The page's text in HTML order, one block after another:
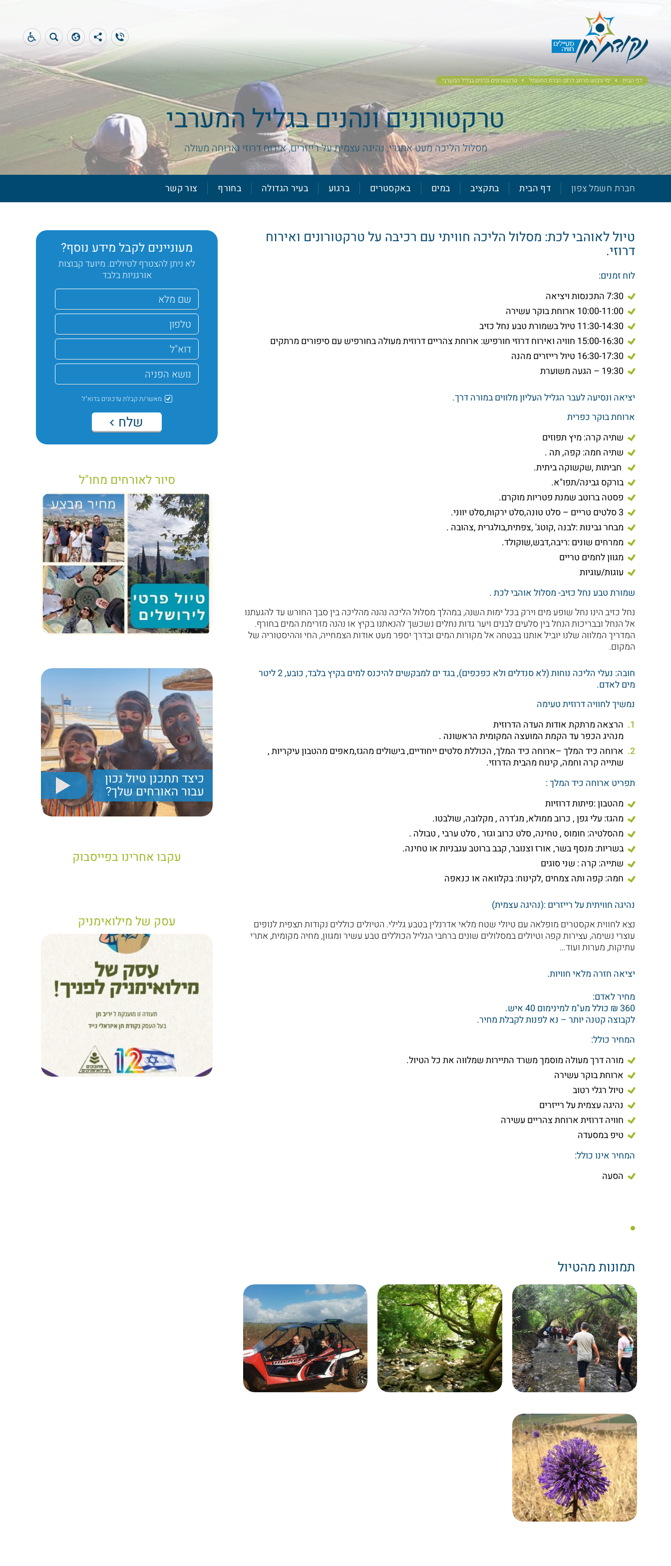
דף הבית ימי גיבוש מרחב דרום חברת החשמל טרקטורונים ונהנים בגליל המערבי
טרקטורונים ונהנים בגליל המערבי
מסלול הליכה מעט אתגרי, נהיגה עצמית על רייזרים, אירוח דרוזי וארוחה מעולה
חברת חשמל צפון דף הבית בתקציב במים באקסטרים ברגוע בעיר הגדולה בחורף צור קשר
טיול לאוהבי לכת: מסלול הליכה חוויתי עם רכיבה על טרקטורונים ואירוח
דרוזי.
לוח זמנים:
7:30 התכנסות ויציאה
10:00-11:00 ארוחת בוקר עשירה
11:30-14:30 טיול בשמורת טבע נחל כזיב
15:00-16:30 חוויה ואירוח דרוזי חורפיש: ארוחת צהריים דרוזית מעולה בחורפיש עם סיפורים מרתקים
16:30-17:30 טיול רייזרים מהנה
19:30 – הגעה משוערת
יציאה ונסיעה לעבר הגליל העליון מלווים במורה דרך.
ארוחת בוקר כפרית
שתיה קרה: מיץ תפוזים
שתיה חמה: קפה, תה .
חביתות ,שקשוקה ביתית.
בורקס גבינה/תפו"א.
פסטה ברוטב שמנת פטריות מוקרם.
3 סלטים טריים – סלט טונה,סלט ירקות,סלט יווני.
מבחר גבינות :לבנה ,קוטג' ,צפתית,בולגרית ,צהובה .
ממרחים שונים :ריבה,דבש,שוקולד.
מגוון לחמים טריים
עוגות/עוגיות
שמורת טבע נחל כזיב- מסלול אוהבי לכת .
נחל כזיב הינו נחל שופע מים וירק בכל ימות השנה, במהלך מסלול הליכה נהנה מהליכה בין סבך החורש עד להגעתנו
אל הנחל ובבריכות הנחל בין סלעים לבנים ויער גדות נחלים נשכשך להנאתנו בקיץ או נהנה מזרימת המים בחורף.
המדריך המלווה שלנו יוביל אותנו בבטחה אל מקורות המים ובדרך יספר מעט אודות הצמחייה, החי וההיסטוריה של
המקום.
חובה: נעלי הליכה נוחות (לא סנדלים ולא כפכפים), בגד ים למבקשים להיכנס למים בקיץ בלבד, כובע, 2 ליטר
מים לאדם.
נמשיך לחוויה דרוזית טעימה
הרצאה מרתקת אודות העדה הדרוזית
מנהיג הכפר עד הקמת המועצה המקומית הראשונה .
ארוחה כיד המלך –ארוחה כיד המלך, הכוללת סלטים ייחודיים, בישולים מהגז,מאפים מהטבון עיקריות ,
שתייה קרה וחמה, קינוח מהבית הדרוזי.
תפריט ארוחה כיד המלך :
מהטבון :פיתות דרוזיות
מהגז: עלי גפן , כרוב ממולא, מג'דרה , מקלובה, שולבטו.
מהסלטיה: חומוס , טחינה, סלט כרוב וגזר , סלט ערבי , טבולה .
בשריות: מנסף בשר, אורז וצנובר, קבב ברוטב עגבניות או טחינה.
שתייה: קרה : שני סוגים
חמה: קפה ותה צמחים ,לקינוח: בקלוואה או כנאפה
נהיגה חוויתית על רייזרים :(נהיגה עצמית)
נצא לחווית אקסטרים מופלאה עם טיולי שטח מלאי אדרנלין בטבע גלילי. הטיולים כוללים נקודות תצפית לנופים
עוצרי נשימה, עצירות קפה וטיולים במסלולים שונים ברחבי הגליל הכוללים טבע עשיר ומגוון, מחיה מקומית, אתרי
עתיקות, מערות ועוד…
יציאה חזרה מלאי חוויות.
מחיר לאדם:
360 ₪ כולל מע"מ למינימום 40 איש.
לקבוצה קטנה יותר – נא לפנות לקבלת מחיר.
המחיר כולל:
מורה דרך מעולה מוסמך משרד התיירות שמלווה את כל הטיול.
ארוחת בוקר עשירה
טיול רגלי רטוב
נהיגה עצמית על רייזרים
חוויה דרוזית ארוחת צהריים עשירה
טיפ במסעדה
המחיר אינו כולל:
הסעה
תמונות מהטיול
מעוניינים לקבל מידע נוסף?
לא ניתן להצטרף לטיולים. מיועד קבוצות
אורגניות בלבד
מאשר/ת קבלת עדכונים בדוא"ל
שלח
סיור לאורחים מחו"ל
כיצד תתכנן טיול נכון
עבור האורחים שלך?
יריב חן, מציג את הקווים המנחים לבניית טיול נכון עבור
תיירים בישראל
עקבו אחרינו בפייסבוק
עסק של מילואימניק